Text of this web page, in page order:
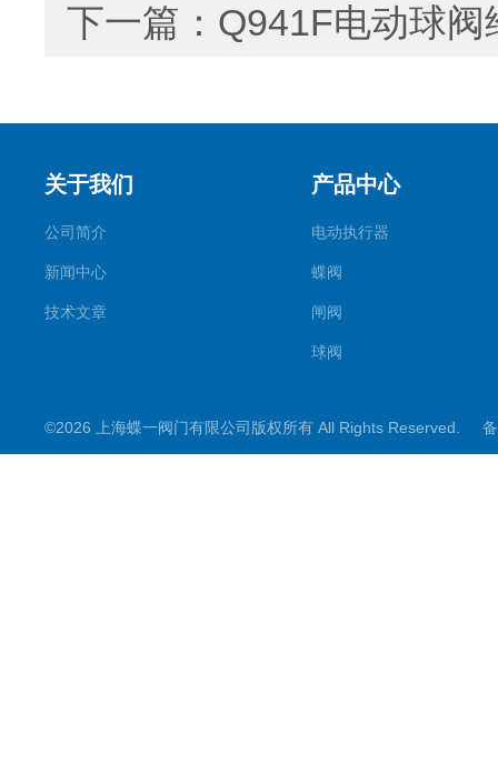
下一篇： Q941F电动球
关于我们
公司简介
新闻中心
技术文章
产品中心
电动执行器
蝶阀
闸阀
球阀
截止阀
©2026 上海蝶一阀门有限公司版权所有 All Rights Reserved.